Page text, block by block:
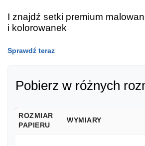
I znajdź setki premium
i kolorowanek
Sprawdź teraz
Pobierz w różnych
ROZMIAR
PAPIERU
WYMIARY